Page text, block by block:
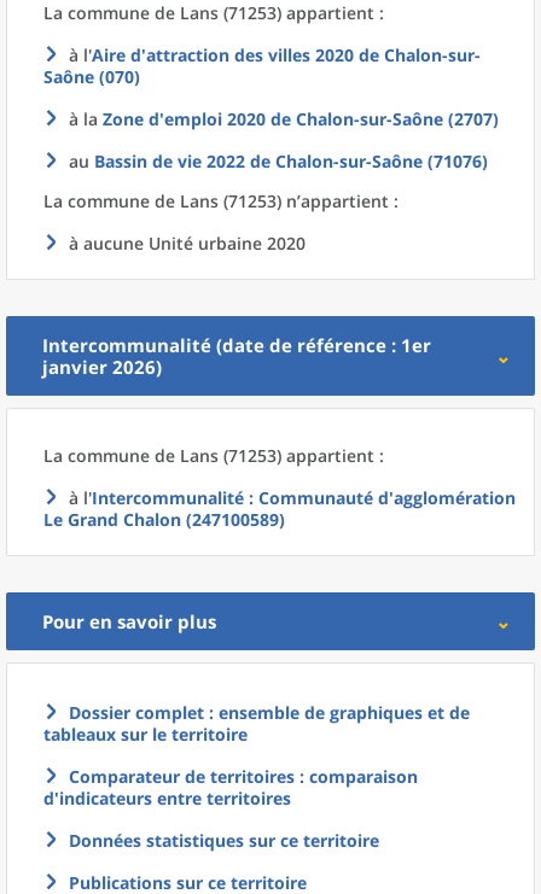
La commune de Lans (71253) appartient :
à l'Aire d'attraction des villes 2020 de Chalon-sur-
Saône (070)
à la Zone d'emploi 2020 de Chalon-sur-Saône (2707)
au Bassin de vie 2022 de Chalon-sur-Saône (71076)
La commune de Lans (71253) n’appartient :
à aucune Unité urbaine 2020
Intercommunalité (date de référence : 1er
janvier 2026)
La commune de Lans (71253) appartient :
à l'Intercommunalité : Communauté d'agglomération
Le Grand Chalon (247100589)
Pour en savoir plus
Dossier complet : ensemble de graphiques et de
tableaux sur le territoire
Comparateur de territoires : comparaison
d'indicateurs entre territoires
Données statistiques sur ce territoire
Publications sur ce territoire